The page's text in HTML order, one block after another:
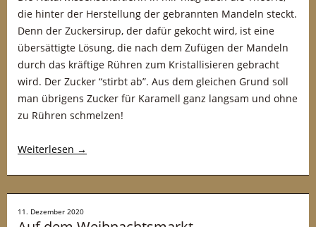
die hinter der Herstellung der gebrannten Mandeln steckt.
Denn der Zuckersirup, der dafür gekocht wird, ist eine
übersättigte Lösung, die nach dem Zufügen der Mandeln
durch das kräftige Rühren zum Kristallisieren gebracht
wird. Der Zucker “stirbt ab”. Aus dem gleichen Grund soll
man übrigens Zucker für Karamell ganz langsam und ohne
zu Rühren schmelzen!
Weiterlesen →
11. Dezember 2020